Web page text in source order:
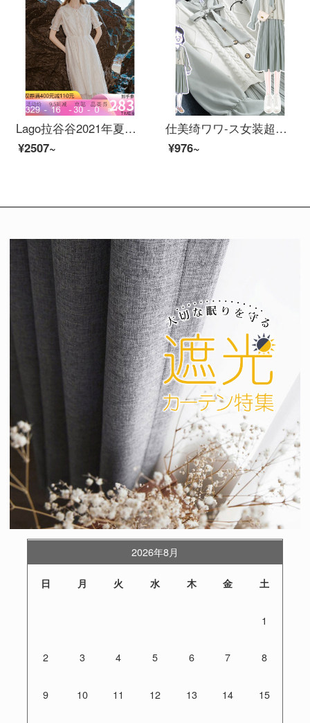
Lago拉谷谷2021年夏新商品子供襟半袖レーススカウト甘いワンピス女子フランスKALL 333 G 98\x 0 aベージュ(T 2)165/L/40
¥2507~
仕美绮ワワ-ス女装超仙森系ファッションセンス女秋服21年秋冬新着商品韩国版甘甘さフレンチ初恋2点セットセイントスカート洋気减齢スカース+ニットベストS
¥976~
2026年8月
日 月 火 水 木 金 土
1
2 3 4 5 6 7 8
9 10 11 12 13 14 15